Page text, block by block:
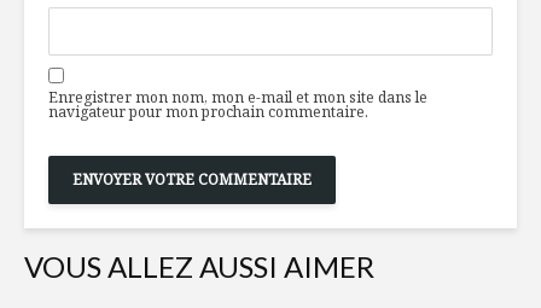
Enregistrer mon nom, mon e-mail et mon site dans le
navigateur pour mon prochain commentaire.
VOUS ALLEZ AUSSI AIMER